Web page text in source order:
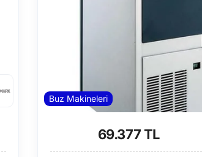
Buz Makineleri
69.377 TL